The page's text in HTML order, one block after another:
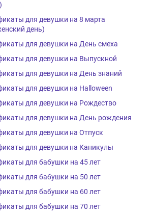
для девушки на 8 марта
день)
для девушки на День смеха
для девушки на Выпускной
для девушки на День знаний
для девушки на Halloween
для девушки на Рождество
для девушки на День рождения
для девушки на Отпуск
для девушки на Каникулы
для бабушки на 45 лет
для бабушки на 50 лет
для бабушки на 60 лет
для бабушки на 70 лет